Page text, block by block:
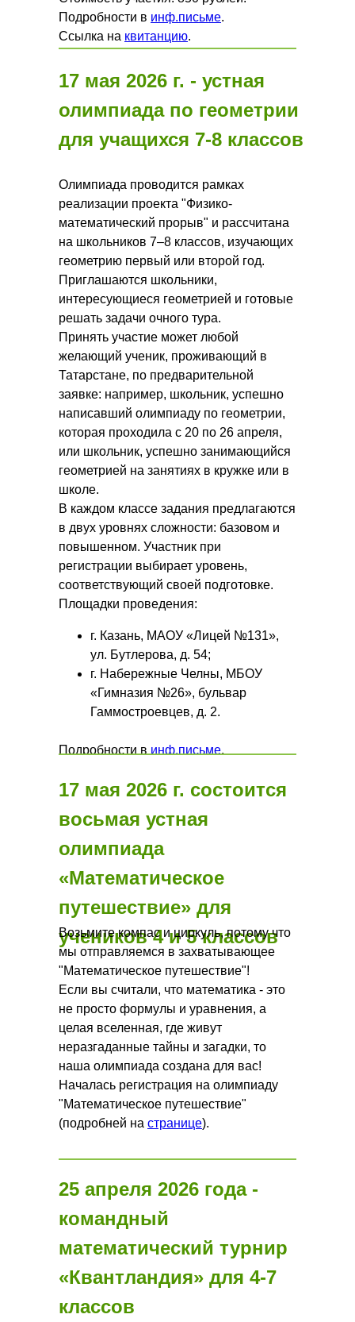
Подробности в инф.письме.
Ссылка на квитанцию.
17 мая 2026 г. - устная
олимпиада по геометрии
для учащихся 7-8 классов
Олимпиада проводится рамках
реализации проекта "Физико-
математический прорыв" и рассчитана
на школьников 7–8 классов, изучающих
геометрию первый или второй год.
Приглашаются школьники,
интересующиеся геометрией и готовые
решать задачи очного тура.
Принять участие может любой
желающий ученик, проживающий в
Татарстане, по предварительной
заявке: например, школьник, успешно
написавший олимпиаду по геометрии,
которая проходила с 20 по 26 апреля,
или школьник, успешно занимающийся
геометрией на занятиях в кружке или в
школе.
В каждом классе задания предлагаются
в двух уровнях сложности: базовом и
повышенном. Участник при
регистрации выбирает уровень,
соответствующий своей подготовке.
Площадки проведения:
г. Казань, МАОУ «Лицей №131»,
ул. Бутлерова, д. 54;
г. Набережные Челны, МБОУ
«Гимназия №26», бульвар
Гаммостроевцев, д. 2.
Подробности в инф.письме.
17 мая 2026 г. состоится
восьмая устная
олимпиада
«Математическое
путешествие» для
учеников 4 и 5 классов
Возьмите компас и циркуль, потому что
мы отправляемся в захватывающее
"Математическое путешествие"!
Если вы считали, что математика - это
не просто формулы и уравнения, а
целая вселенная, где живут
неразгаданные тайны и загадки, то
наша олимпиада создана для вас!
Началась регистрация на олимпиаду
"Математическое путешествие"
(подробней на странице).
25 апреля 2026 года -
командный
математический турнир
«Квантландия» для 4-7
классов